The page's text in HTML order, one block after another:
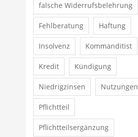
falsche Widerrufsbelehrung
Fehlberatung Haftung
Insolvenz Kommanditist
Kredit Kündigung
Niedrigzinsen Nutzungen
Pflichtteil
Pflichtteilsergänzung